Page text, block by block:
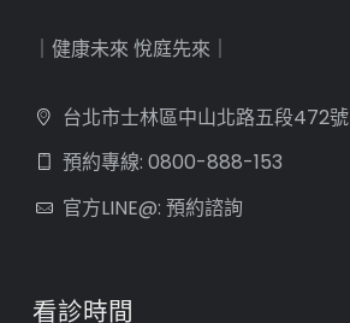
｜健康未來 悅庭先來｜
台北市士林區中山北路五段472號
預約專線: 0800-888-153
官方LINE@: 預約諮詢
看診時間